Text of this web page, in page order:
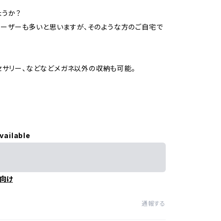
か？
ザーも多いと思いますが、そのような方のご自宅で
リー、などなどメガネ以外の収納も可能。
け
通報する